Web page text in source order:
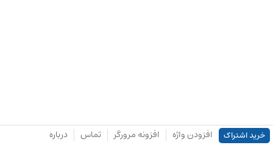
خرید اشتراک افزودن واژه افزونه مرورگر تماس درباره